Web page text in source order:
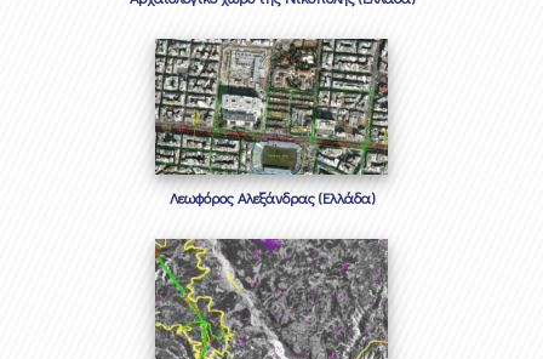
Λεωφόρος Αλεξάνδρας (Ελλάδα)